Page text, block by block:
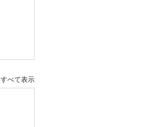
すべて表示